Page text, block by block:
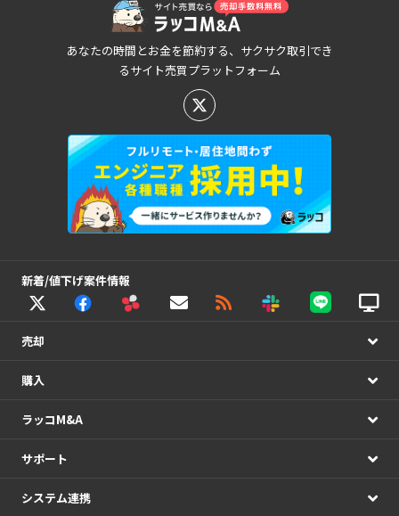
あなたの時間とお金を節約する、サクサク取引でき
るサイト売買プラットフォーム
新着/値下げ案件情報
売却
購入
ラッコM&A
サポート
システム連携